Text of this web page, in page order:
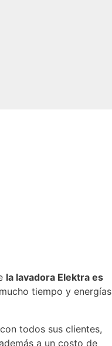
la lavadora Elektra es
tiempo y energías
todos sus clientes,
a un costo de